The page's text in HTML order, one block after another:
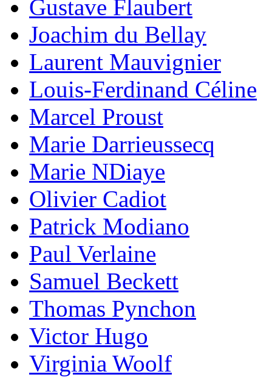
Gustave Flaubert
Joachim du Bellay
Laurent Mauvignier
Louis-Ferdinand Céline
Marcel Proust
Marie Darrieussecq
Marie NDiaye
Olivier Cadiot
Patrick Modiano
Paul Verlaine
Samuel Beckett
Thomas Pynchon
Victor Hugo
Virginia Woolf